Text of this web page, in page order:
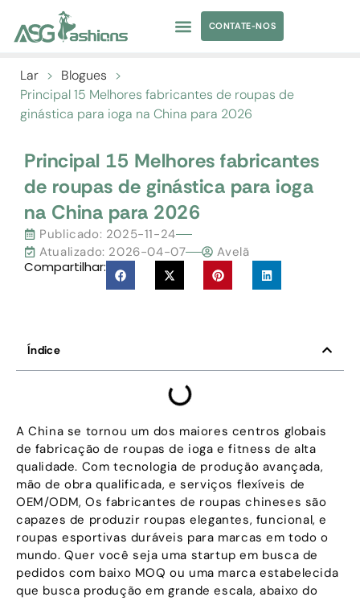
CONTATE-NOS
Lar > Blogues >
Principal 15 Melhores fabricantes de roupas de
ginástica para ioga na China para 2026
Principal 15 Melhores fabricantes
de roupas de ginástica para ioga
na China para 2026
Publicado: 2025-11-24
Atualizado: 2026-04-07
Avelã
Compartilhar:
Índice
A China se tornou um dos maiores centros globais
de fabricação de roupas de ioga e fitness de alta
qualidade. Com tecnologia de produção avançada,
mão de obra qualificada, e serviços flexíveis de
OEM/ODM, Os fabricantes de roupas chineses são
capazes de produzir roupas elegantes, funcional, e
roupas esportivas duráveis ​​para marcas em todo o
mundo. Quer você seja uma startup em busca de
pedidos com baixo MOQ ou uma marca estabelecida
que busca produção em grande escala, abaixo do